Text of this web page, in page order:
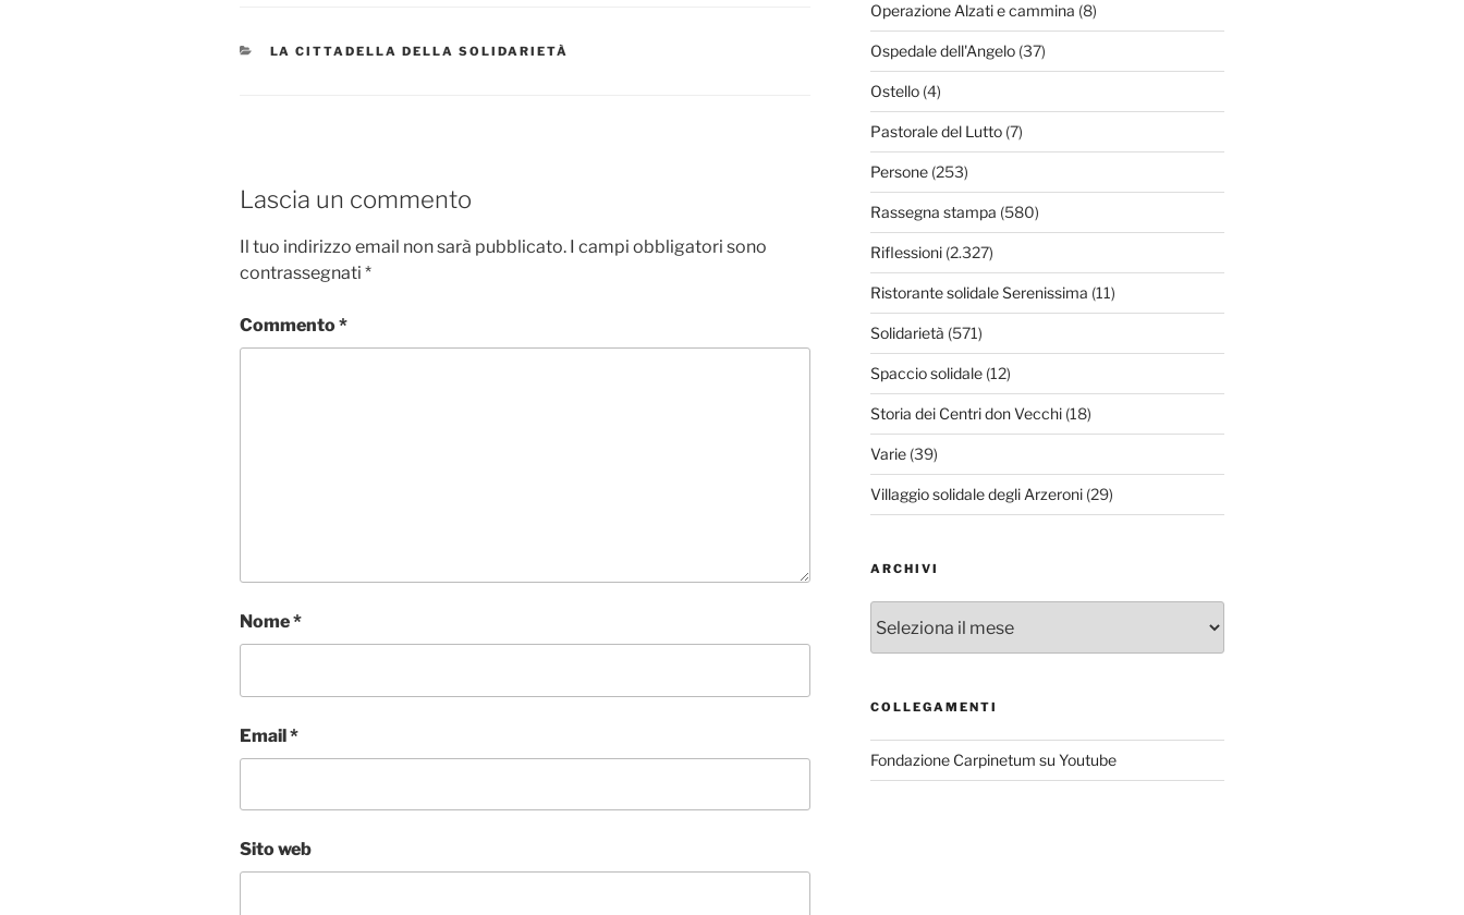
CATEGORIE
LA CITTADELLA DELLA SOLIDARIETÀ
Lascia un commento
Il tuo indirizzo email non sarà pubblicato. I campi obbligatori sono
contrassegnati *
Commento*
Nome*
Email*
Sito web
Operazione Alzati e cammina (8)
Ospedale dell'Angelo(37)
Ostello(4)
Pastorale del Lutto(7)
Persone(253)
Rassegna stampa (580)
Riflessioni(2.327)
Ristorante solidale Serenissima (11)
Solidarietà (571)
Spaccio solidale(12)
Storia dei Centri don Vecchi(18)
Varie(39)
Villaggio solidale degli Arzeroni(29)
ARCHIVI
COLLEGAMENTI
Fondazione Carpinetum su Youtube